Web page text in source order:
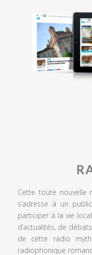
Cette toute nouvelle
s’adresse à un
participer à la vie
d’actualités, de
de cette radio
radiophonique